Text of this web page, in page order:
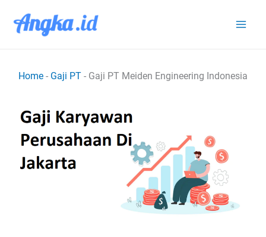
Home - Gaji PT - Gaji PT Meiden Engineering Indonesia